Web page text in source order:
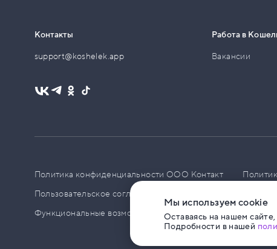
Контакты
support@koshelek.app
Работа в
Вакансии
Политика конфиденциальности ООО Контакт
Пользовательское соглашение
Функциональные возможности ПО
Мы используем cookie
Оставаясь на нашем
Подробности в нашей